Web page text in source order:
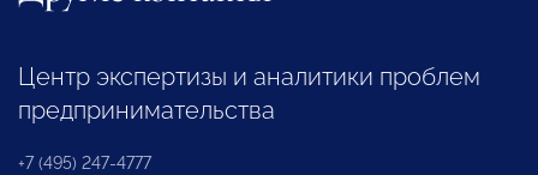
Центр экспертизы и аналитики проблем
предпринимательства
+7 (495) 247-4777